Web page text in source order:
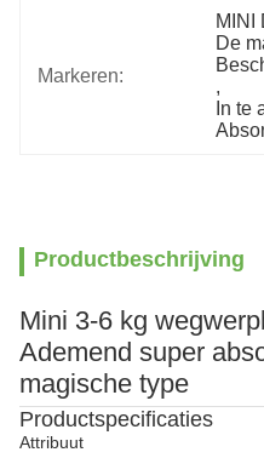
Markeren:
MINI
De
,
In te
Productbeschrijving
Mini 3-6 kg
Ademend super
magische type
Productspecificaties
Attribuut